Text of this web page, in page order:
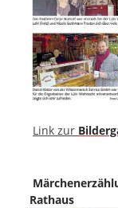
Link zur
Rathaus